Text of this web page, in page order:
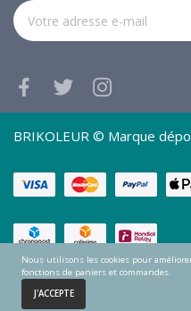
Accueil
BRIKOLEUR © Marque
Nous utilisons les cookies pour
fonctions de paniers et commandes.
J'ACCEPTE